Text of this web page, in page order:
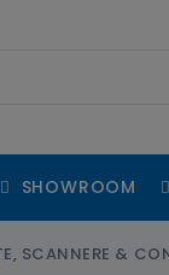
SHOWROOM
SCANNERE &